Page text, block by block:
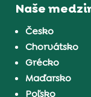
Naše
Česko
Chorvátsko
Grécko
Maďarsko
Poľsko